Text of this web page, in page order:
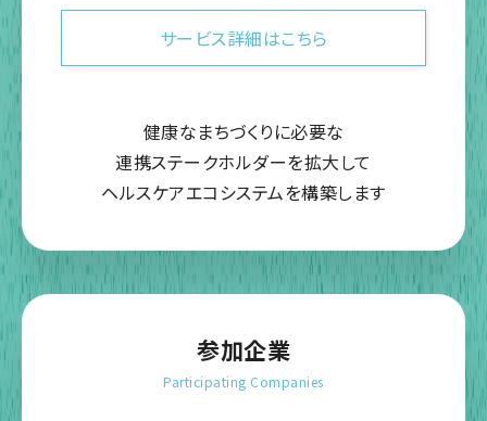
サービス詳細はこちら
健康なまちづくりに必要な
連携ステークホルダーを拡大して
ヘルスケアエコシステムを構築します
参加企業
Participating Companies